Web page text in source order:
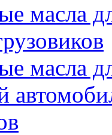
масла
масла